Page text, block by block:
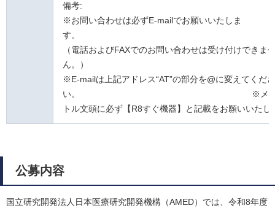
備考:
※お問い合わせは必ずE-mailでお願いいたしま
す
（電話およびFAXでのお問い合わせは受け付けできま
ん。
※E-mailは上記アドレス“AT”の部分を@に変えてくださ
い。 ※メールタ
トル文頭に必ず【R8すぐ機器】と記載をお願いいたし
公募内容
国立研究開発法人日本医療研究開発機構（AMED）では、令和8年度